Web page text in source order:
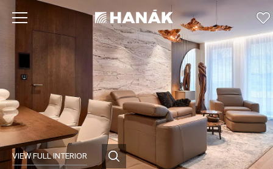
VIEW FULL INTERIOR